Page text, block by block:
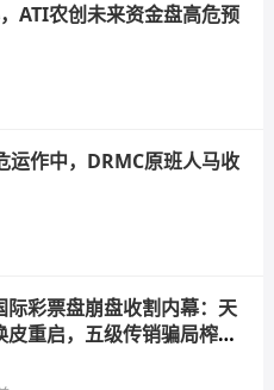
ATI农创未来资金盘高危预
运作中，DRMC原班人马收
际彩票盘崩盘收割内幕：天
皮重启，五级传销骗局榨干